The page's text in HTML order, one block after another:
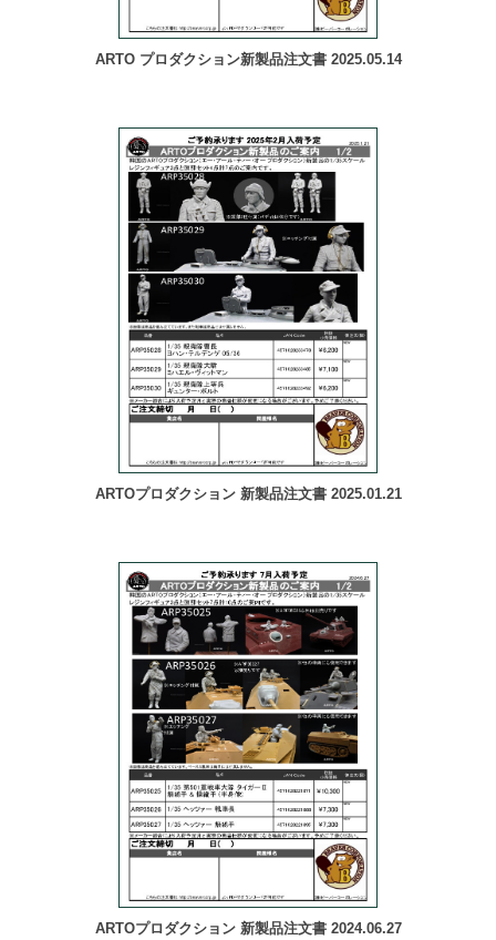
ARTO プロダクション新製品注文書 2025.05.14
ARTOプロダクション 新製品注文書 2025.01.21
ARTOプロダクション 新製品注文書 2024.06.27